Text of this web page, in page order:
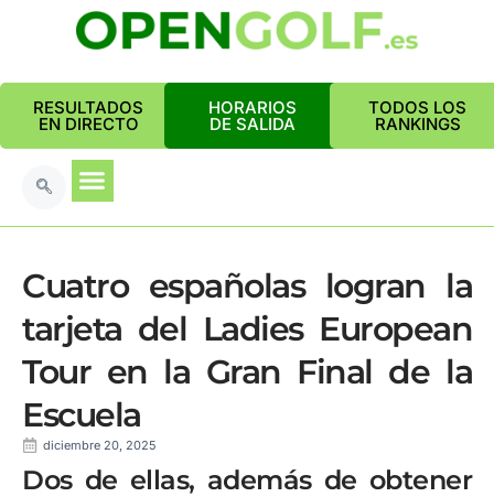
RESULTADOS
EN DIRECTO
HORARIOS
DE SALIDA
TODOS LOS
RANKINGS
Cuatro españolas logran la
tarjeta del Ladies European
Tour en la Gran Final de la
Escuela
diciembre 20, 2025
Dos de ellas, además de obtener